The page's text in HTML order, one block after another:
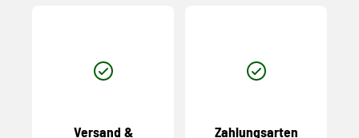
Versand &
Zahlungsarten